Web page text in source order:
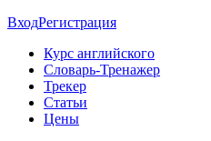
ВходРегистрация
Курс английского
Словарь-Тренажер
Трекер
Статьи
Цены